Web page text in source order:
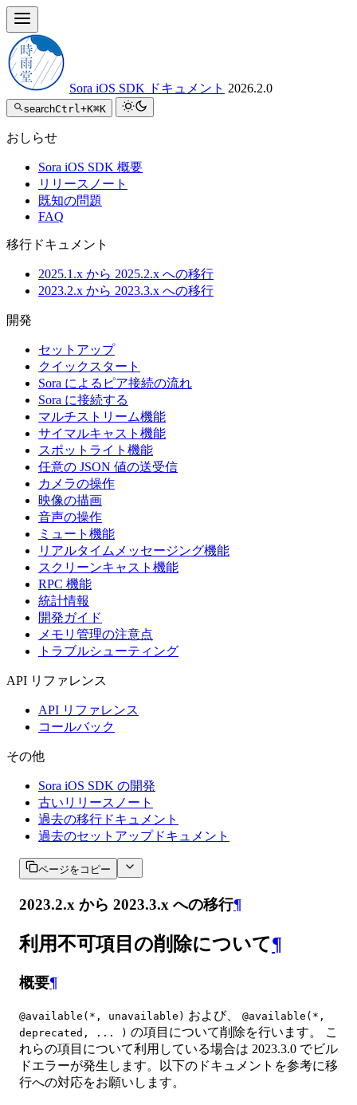
Sora iOS SDK ドキュメント 2026.2.0
searchCtrl+K⌘K
おしらせ
Sora iOS SDK 概要
リリースノート
既知の問題
FAQ
移行ドキュメント
2025.1.x から 2025.2.x への移行
2023.2.x から 2023.3.x への移行
開発
セットアップ
クイックスタート
Sora によるピア接続の流れ
Sora に接続する
マルチストリーム機能
サイマルキャスト機能
スポットライト機能
任意の JSON 値の送受信
カメラの操作
映像の描画
音声の操作
ミュート機能
リアルタイムメッセージング機能
スクリーンキャスト機能
RPC 機能
統計情報
開発ガイド
メモリ管理の注意点
トラブルシューティング
API リファレンス
API リファレンス
コールバック
その他
Sora iOS SDK の開発
古いリリースノート
過去の移行ドキュメント
過去のセットアップドキュメント
ページをコピー
2023.2.x から 2023.3.x への移行¶
利用不可項目の削除について¶
概要¶
@available(*, unavailable) および、 @available(*,
deprecated, ... ) の項目について削除を行います。 こ
れらの項目について利用している場合は 2023.3.0 でビル
ドエラーが発生します。以下のドキュメントを参考に移
行への対応をお願いします。